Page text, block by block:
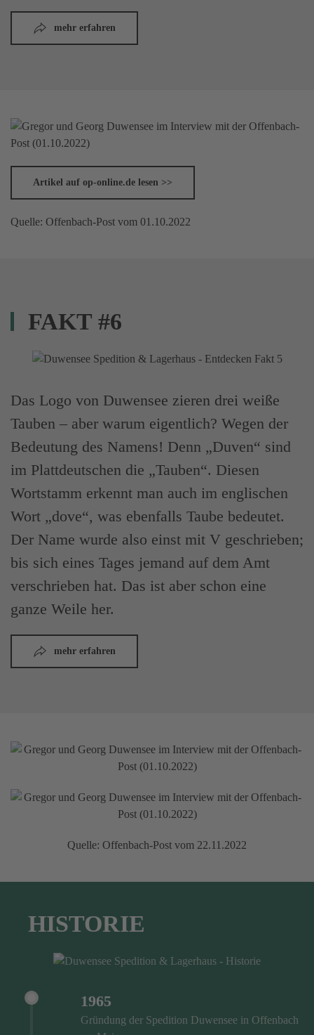
mehr erfahren
Artikel auf op-online.de lesen >>
Quelle: Offenbach-Post vom 01.10.2022
FAKT #6
Das Logo von Duwensee zieren drei weiße
Tauben – aber warum eigentlich? Wegen der
Bedeutung des Namens! Denn „Duven“ sind
im Plattdeutschen die „Tauben“. Diesen
Wortstamm erkennt man auch im englischen
Wort „dove“, was ebenfalls Taube bedeutet.
Der Name wurde also einst mit V geschrieben;
bis sich eines Tages jemand auf dem Amt
verschrieben hat. Das ist aber schon eine
ganze Weile her.
mehr erfahren
Quelle: Offenbach-Post vom 22.11.2022
HISTORIE
1965
Gründung der Spedition Duwensee in Offenbach